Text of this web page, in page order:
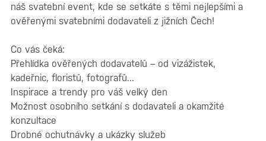
náš svatební event, kde se setkáte s těmi nejlepšími a
ověřenými svatebními dodavateli z jižních Čech!
Co vás čeká:
Přehlídka ověřených dodavatelů – od vizážistek,
kadeřnic, floristů, fotografů...
Inspirace a trendy pro váš velký den
Možnost osobního setkání s dodavateli a okamžité
konzultace
Drobné ochutnávky a ukázky služeb